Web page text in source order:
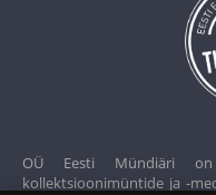
OÜ Eesti Mündiäri on
kollektsioonimüntide ja -